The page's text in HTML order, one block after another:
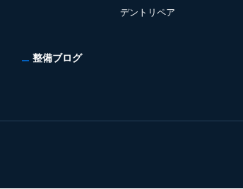
デントリペア
整備ブログ